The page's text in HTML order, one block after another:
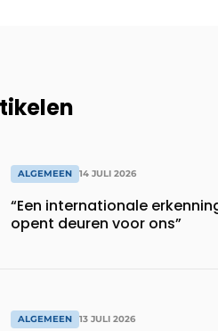
ALGEMEEN 14 JULI 2026
“Een internationale
opent deuren voor ons”
ALGEMEEN 13 JULI 2026